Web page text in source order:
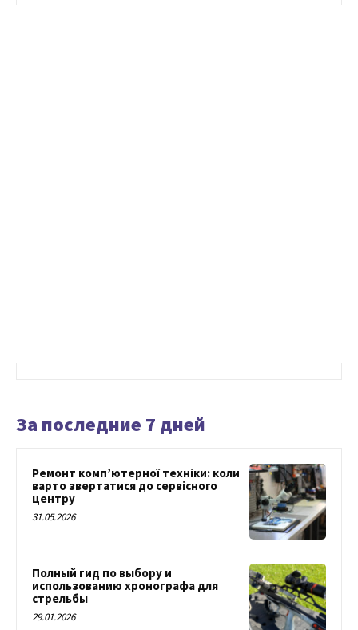
За последние 7 дней
Ремонт комп’ютерної техніки: коли
варто звертатися до сервісного
центру
31.05.2026
Полный гид по выбору и
использованию хронографа для
стрельбы
29.01.2026